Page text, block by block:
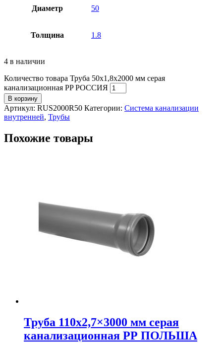
Диаметр 50
Толщина 1.8
4 в наличии
Количество товара Труба 50х1,8x2000 мм серая
канализационная PP РОССИЯ
В корзину
Артикул: RUS2000R50 Категории: Система канализации
внутренней, Трубы
Похожие товары
Труба 110х2,7×3000 мм серая
канализационная PР ПОЛЬША